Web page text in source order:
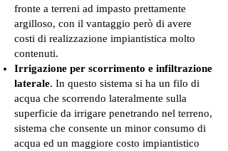
fronte a terreni ad impasto prettamente
argilloso, con il vantaggio però di avere
costi di realizzazione impiantistica molto
contenuti.
Irrigazione per scorrimento e infiltrazione
laterale. In questo sistema si ha un filo di
acqua che scorrendo lateralmente sulla
superficie da irrigare penetrando nel terreno,
sistema che consente un minor consumo di
acqua ed un maggiore costo impiantistico